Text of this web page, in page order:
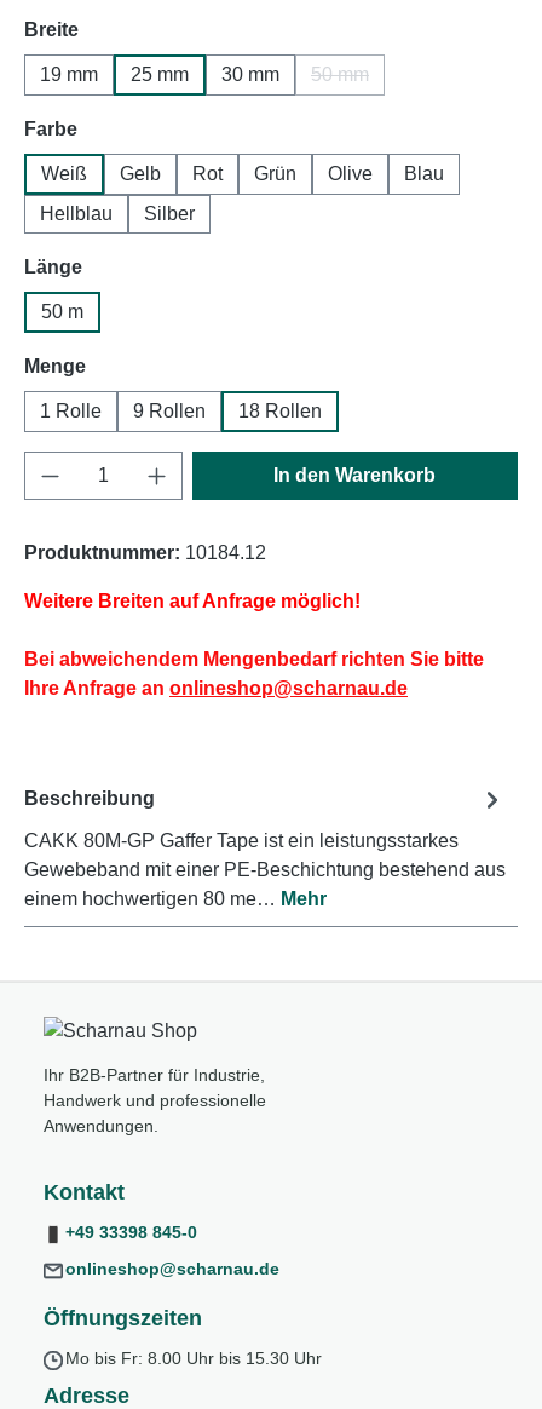
Breiteauswählen
19 mm 25 mm 30 mm 50 mm
Farbeauswählen
Weiß Gelb Rot Grün Olive
Blau
Hellblau
Silber
Längeauswählen
50 m
Mengeauswählen
1 Rolle 9 Rollen 18 Rollen
Produkt Anzahl: Gib den gewünschten
In den Warenkorb
Produktnummer: 10184.12
Weitere Breiten auf Anfrage möglich!
Bei abweichendem Mengenbedarf richten Sie bitte
Ihre Anfrage an onlineshop@scharnau.de
Beschreibung
CAKK 80M-GP Gaffer Tape ist ein leistungsstarkes
Gewebeband mit einer PE-Beschichtung bestehend aus
einem hochwertigen 80 me… Mehr
Ihr B2B-Partner für Industrie,
Handwerk und professionelle
Anwendungen.
Kontakt
+49 33398 845-0
onlineshop@scharnau.de
Öffnungszeiten
Mo bis Fr: 8.00 Uhr bis 15.30 Uhr
Adresse